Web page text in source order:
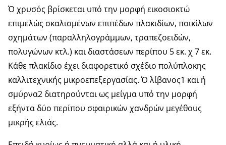
Ό χρυσός βρίσκεται υπό την μορφή εικοσιοκτώ
επιμελώς σκαλισμένων επιπέδων πλακιδίων, ποικίλων
σχημάτων (παραλληλογράμμων, τραπεζοειδών,
πολυγώνων κτλ.) και διαστάσεων περίπου 5 εκ. χ 7 εκ.
Κάθε πλακίδιο έχει διαφορετικό σχέδιο πολύπλοκης
καλλιτεχνικής μικροεπεξεργασίας. Ό λίβανος1 και ή
σμύρνα2 διατηρούνται ως μείγμα υπό την μορφή
εξήντα δύο περίπου σφαιρικών χανδρών μεγέθους
μικρής ελιάς.